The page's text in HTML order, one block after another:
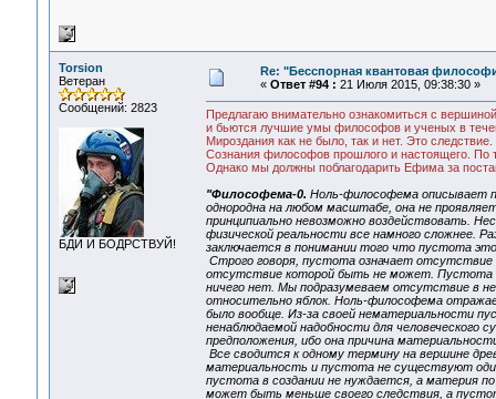
Torsion
Ветеран
Сообщений: 2823
БДИ И БОДРСТВУЙ!
Re: "Бесспорная квантовая
« Ответ #94 : 21 Июля 2015, 09:38:30 »
Предлагаю внимательно ознакомиться с
и бьются лучшие умы философов и ученых в
Мироздания как не было, так и нет. Это
Сознания философов прошлого и настоящего. По
Однако мы должны поблагодарить Ефима за
"Философема-0. Ноль-философема описывает
однородна на любом масштабе, она не
принципиально невозможно воздействовать.
физической реальности все намного сложнее.
заключается в понимании того что пустота
Строго говоря, пустота означает отсутствие
отсутствие которой быть не может. Пустота
ничего нет. Мы подразумеваем отсутствие в
относительно яблок. Ноль-философема
было вообще. Из-за своей нематериальности
ненаблюдаемой надобности для человеческого
предположения, ибо она причина
Все сводится к одному термину на вершине
материальность и пустота не существуют
пустота в создании не нуждается, а материя
может быть меньше своего следствия, а